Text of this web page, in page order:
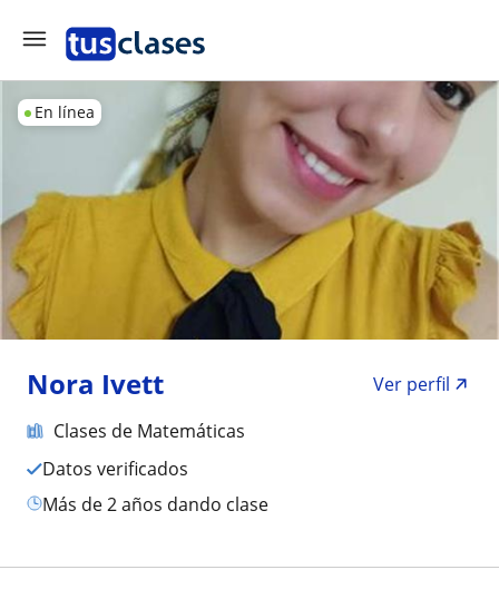
En línea
Nora Ivett
Ver perfil
Clases de Matemáticas
Datos verificados
más de 2 años dando clase